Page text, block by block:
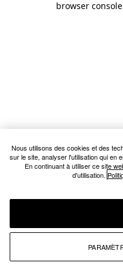
browser
Nous utilisons des cookies et des
sur le site, analyser l'utilisation qui en
En continuant à utiliser ce site
d'utilisation.